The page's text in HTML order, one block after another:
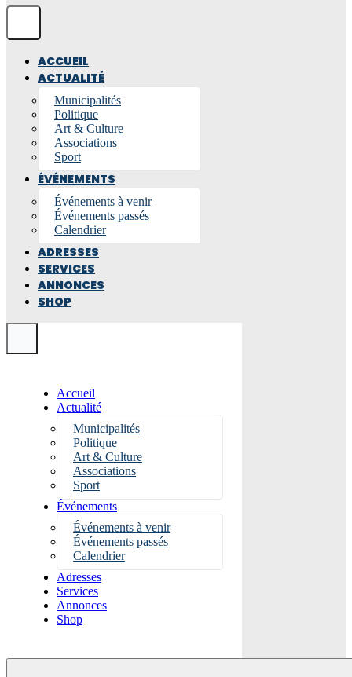
ACCUEIL
ACTUALITÉ
Municipalités
Politique
Art & Culture
Associations
Sport
ÉVÉNEMENTS
Événements à venir
Événements passés
Calendrier
ADRESSES
SERVICES
ANNONCES
SHOP
Accueil
Actualité
Municipalités
Politique
Art & Culture
Associations
Sport
Événements
Événements à venir
Événements passés
Calendrier
Adresses
Services
Annonces
Shop